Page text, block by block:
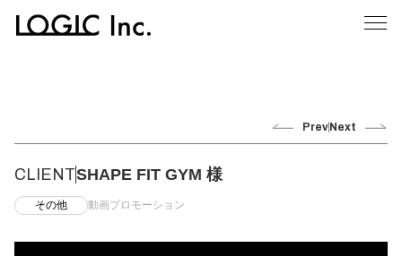
Prev Next
CLIENTSHAPE FIT GYM 様
その他 動画プロモーション